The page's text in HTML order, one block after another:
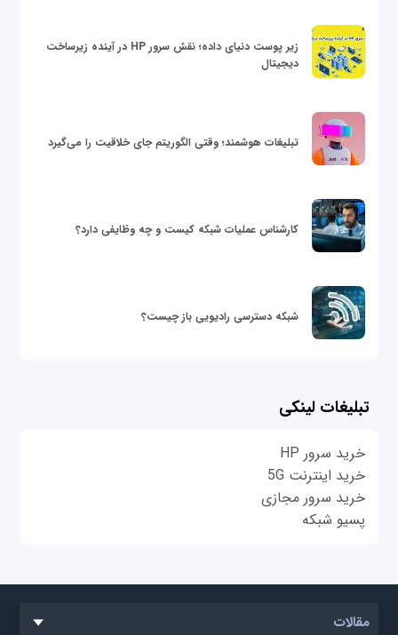
زیر پوست دنیای داده؛ نقش سرور HP در آینده زیرساخت
دیجیتال
تبلیغات هوشمند؛ وقتی الگوریتم جای خلاقیت را می‌گیرد
کارشناس عملیات شبکه کیست و چه وظایفی دارد؟
شبکه دسترسی رادیویی باز چیست؟
تبلیغات لینکی
خرید سرور HP
خرید اینترنت 5G
خرید سرور مجازی
پسیو شبکه
مقالات